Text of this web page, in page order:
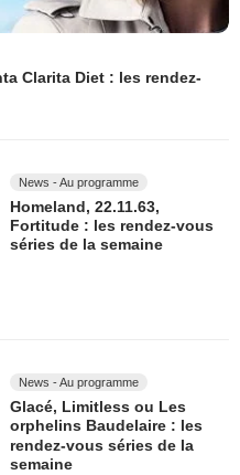
Clarita Diet : les rendez-
News - Au programme
Homeland, 22.11.63,
Fortitude : les rendez-vous
séries de la semaine
News - Au programme
Glacé, Limitless ou Les
orphelins Baudelaire : les
rendez-vous séries de la
semaine